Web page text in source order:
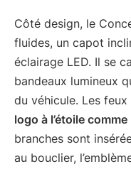
Côté design, le
fluides, un capot
éclairage LED. Il se
bandeaux lumineux
du véhicule. Les
logo à l’étoile
branches sont
au bouclier,